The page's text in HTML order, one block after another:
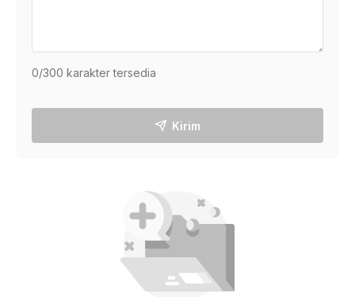
0/300 karakter tersedia
Kirim